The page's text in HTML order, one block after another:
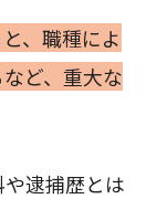
、職種によ
ど、重大な
逮捕歴とは